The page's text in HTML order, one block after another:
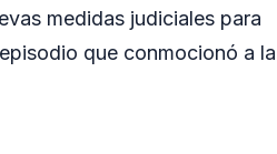
medidas judiciales para
que conmocionó a la